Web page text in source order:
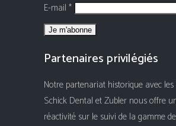
E-mail *
Partenaires privilégiés
Notre partenariat historique avec les
Schick Dental et Zubler nous offre
réactivité sur le suivi de la gamme